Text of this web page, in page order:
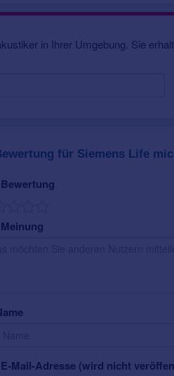
in Ihrer Umgebung. Sie
für Siemens Life
Mail-Adresse (wird nicht